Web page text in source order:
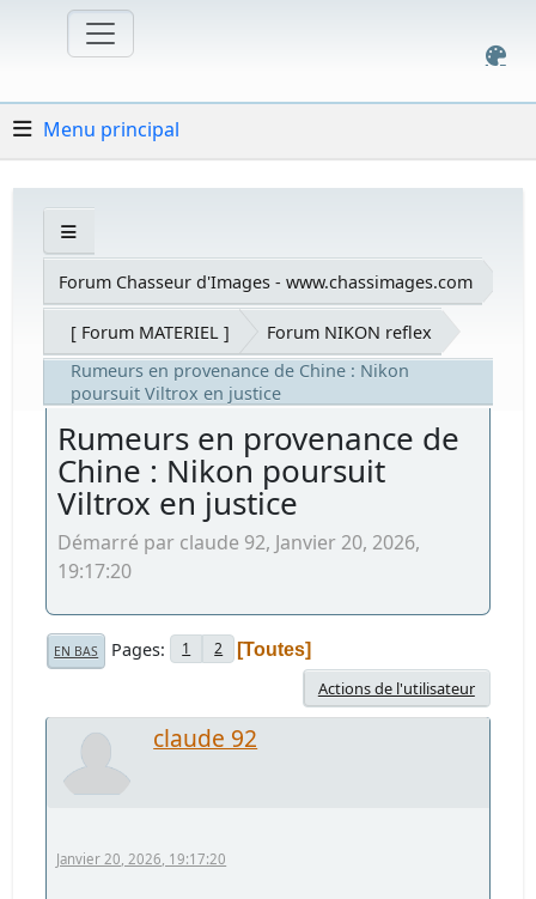
Menu principal
Forum Chasseur d'Images - www.chassimages.com
[ Forum MATERIEL ]
Forum NIKON reflex
Rumeurs en provenance de Chine : Nikon
poursuit Viltrox en justice
Rumeurs en provenance de
Chine : Nikon poursuit
Viltrox en justice
Démarré par claude 92, Janvier 20, 2026,
19:17:20
EN BAS Pages 1 2 Toutes
Actions de l'utilisateur
claude 92
Janvier 20, 2026, 19:17:20